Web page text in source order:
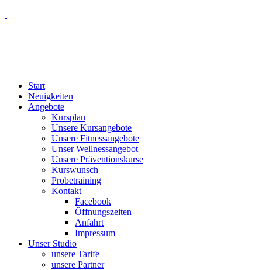
Start
Neuigkeiten
Angebote
Kursplan
Unsere Kursangebote
Unsere Fitnessangebote
Unser Wellnessangebot
Unsere Präventionskurse
Kurswunsch
Probetraining
Kontakt
Facebook
Öffnungszeiten
Anfahrt
Impressum
Unser Studio
unsere Tarife
unsere Partner